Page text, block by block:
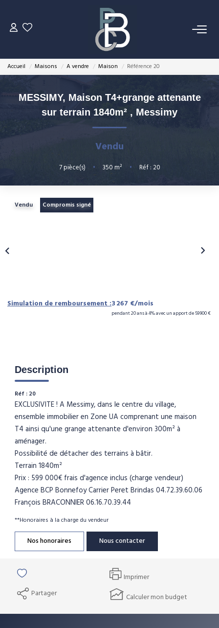
VENTES
LOCATIONS
ESTIMATION
Expertise Immobilière
ESPACE CLIENT
Accueil Maisons A vendre Maison Référence 20
MESSIMY, Maison T4+grange attenante
sur terrain 1840m² , Messimy
Vendu
7pièce(s) • 350m² • Réf : 20
Vendu Compromis signé
Simulation de remboursement :3 267 €/mois
pendant 20 ans à 4% avec un apport de 59 900 €
Description
Réf : 20
EXCLUSIVITE ! A Messimy, dans le centre du village,
ensemble immobilier en Zone UA comprenant une maison
T4 ainsi qu'une grange attenante d'environ 300m² à
aménager.
Possibilité de détacher des terrains à bâtir.
Terrain 1840m²
Prix : 599 000€ frais d'agence inclus (charge vendeur)
Agence BCP Bonnefoy Carrier Peret Brindas 04.72.39.60.06
François BRACONNIER 06.16.70.39.44
**Honoraires à la charge du vendeur
Nos honoraires Nous contacter
Imprimer
Partager
Calculer mon budget